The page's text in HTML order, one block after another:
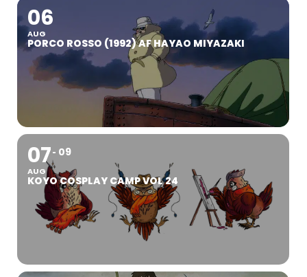
06
AUG
PORCO ROSSO (1992) AF HAYAO MIYAZAKI
07
AUG
09
KOYO COSPLAY CAMP VOL 24